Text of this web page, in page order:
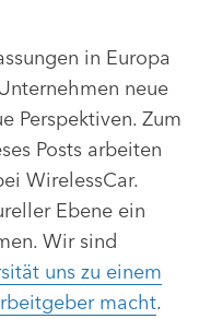
in Europa
neue
Perspektiven. Zum
Posts arbeiten
WirelessCar.
Ebene ein
Wir sind
uns zu einem
macht.